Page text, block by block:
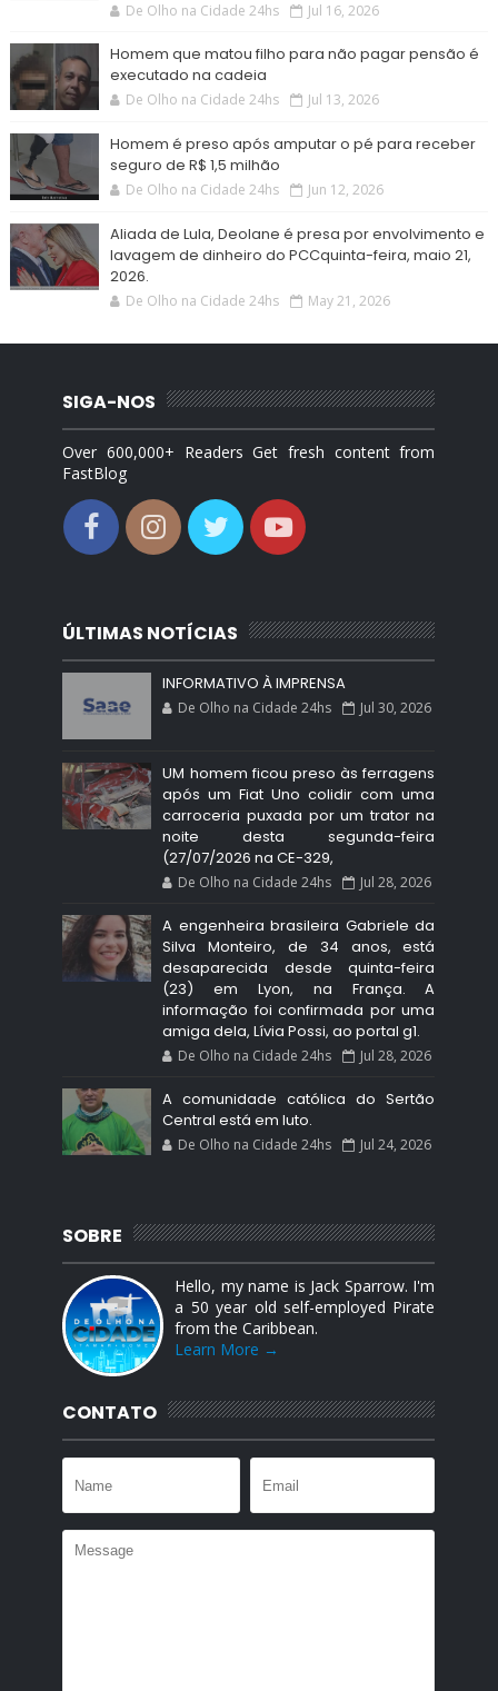
De Olho na Cidade 24hs Jul 16, 2026
Homem que matou filho para não pagar pensão é
executado na cadeia
De Olho na Cidade 24hs Jul 13, 2026
Homem é preso após amputar o pé para receber
seguro de R$ 1,5 milhão
De Olho na Cidade 24hs Jun 12, 2026
Aliada de Lula, Deolane é presa por envolvimento e
lavagem de dinheiro do PCCquinta-feira, maio 21,
2026.
De Olho na Cidade 24hs May 21, 2026
SIGA-NOS
Over 600,000+ Readers Get fresh content from
FastBlog
ÚLTIMAS NOTÍCIAS
INFORMATIVO À IMPRENSA
De Olho na Cidade 24hs Jul 30, 2026
UM homem ficou preso às ferragens
após um Fiat Uno colidir com uma
carroceria puxada por um trator na
noite desta segunda-feira
(27/07/2026 na CE-329,
De Olho na Cidade 24hs Jul 28, 2026
A engenheira brasileira Gabriele da
Silva Monteiro, de 34 anos, está
desaparecida desde quinta-feira
(23) em Lyon, na França. A
informação foi confirmada por uma
amiga dela, Lívia Possi, ao portal g1.
De Olho na Cidade 24hs Jul 28, 2026
A comunidade católica do Sertão
Central está em luto.
De Olho na Cidade 24hs Jul 24, 2026
SOBRE
Hello, my name is Jack Sparrow. I'm
a 50 year old self-employed Pirate
from the Caribbean.
Learn More →
CONTATO